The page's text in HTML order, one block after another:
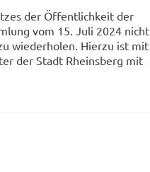
der Öf­fent­lich­keit der
vom 15. Juli 2024 nicht
wie­der­ho­len. Hier­zu ist mit
der Stadt Rheins­berg mit